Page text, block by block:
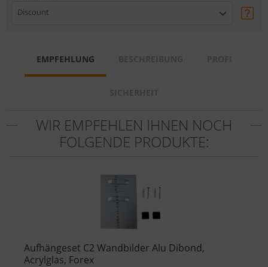
Discount
EMPFEHLUNG
WIR EMPFEHLEN IHNEN NOCH
FOLGENDE PRODUKTE:
Aufhängeset C2 Wandbilder Alu Dibond,
Acrylglas, Forex